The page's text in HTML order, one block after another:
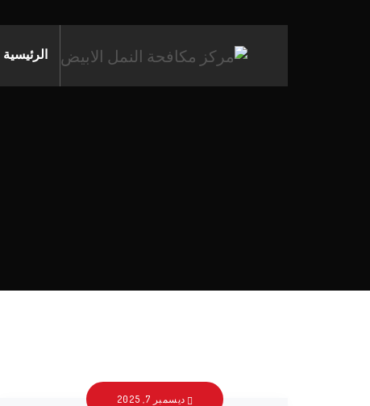
الرئيسية
ديسمبر 7, 2025